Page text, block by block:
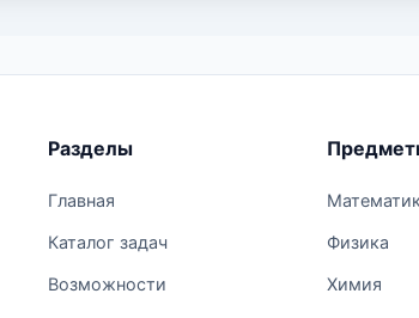
Разделы
Главная
Каталог задач
Возможности
Физика
Химия